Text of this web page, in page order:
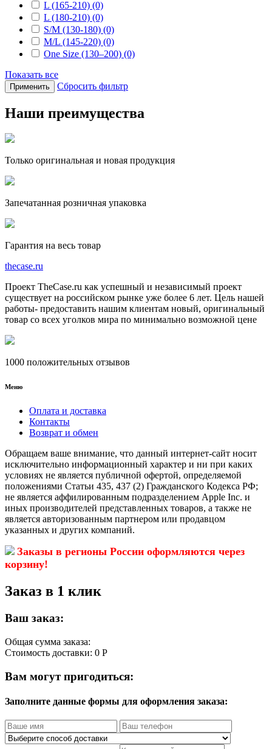
L (165-210) (0)
L (180-210) (0)
S/M (130-180) (0)
M/L (145-220) (0)
One Size (130–200) (0)
Показать все
Применить Сбросить фильтр
Наши преимущества
Только оригинальная и новая продукция
Запечатанная розничная упаковка
Гарантия на весь товар
thecase.ru
Проект TheCase.ru как успешный и независимый проект
существует на российском рынке уже более 6 лет. Цель нашей
работы- предоставить нашим клиентам новый, оригинальный
товар со всех уголков мира по минимально возможной цене
1000 положительных отзывов
Меню
Оплата и доставка
Контакты
Возврат и обмен
Обращаем ваше внимание, что данный интернет-сайт носит
исключительно информационный характер и ни при каких
условиях не является публичной офертой, определяемой
положениями Статьи 435, 437 (2) Гражданского Кодекса РФ;
не является аффилированным подразделением Apple Inc. и
иных производителей представленных товаров, а также не
является авторизованным партнером или продавцом
указанных и других компаний.
Заказы в регионы России оформляются через
корзину!
Заказ в 1 клик
Ваш заказ:
Общая сумма заказа:
Стоимость доставки: 0 Р
Вам могут пригодиться:
Заполните данные формы для оформления заказа: